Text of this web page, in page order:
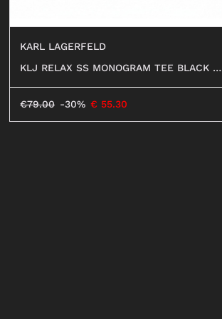
KARL LAGERFELD
KLJ RELAX SS MONOGRAM TEE BLACK #9
€79.00 -30% € 55.30